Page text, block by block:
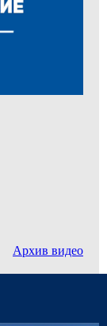
Архив видео